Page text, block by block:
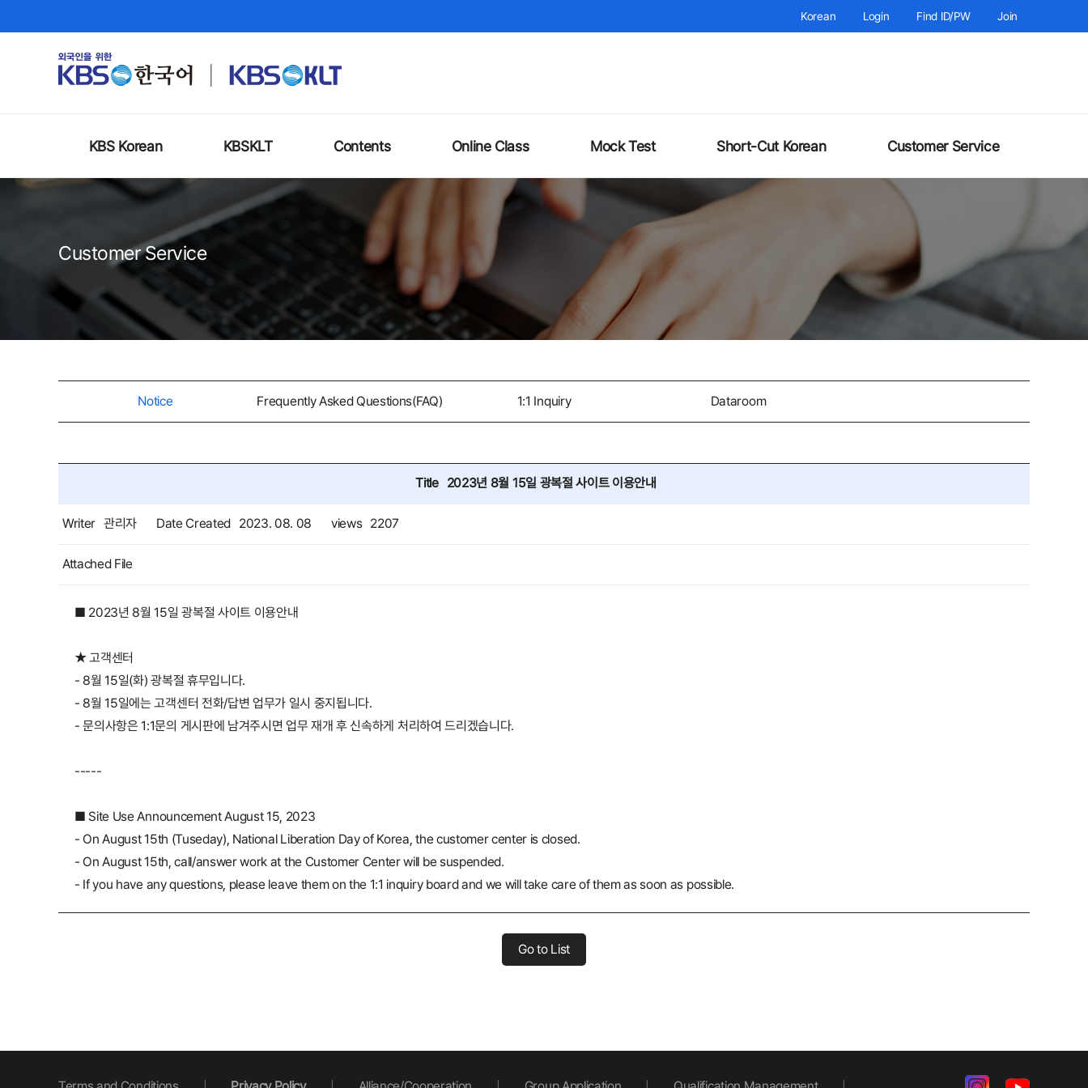
Korean Login Find ID/PW Join
KBS Korean KBSKLT Contents Online Class Mock Test Short-Cut Korean Customer Service
Customer Service
Notice Frequently Asked Questions(FAQ) 1:1 Inquiry Dataroom
Title 2023년 8월 15일 광복절 사이트 이용안내
Writer 관리자 Date Created 2023. 08. 08 views 2207
Attached File
■ 2023년 8월 15일 광복절 사이트 이용안내
★ 고객센터
- 8월 15일(화) 광복절 휴무입니다.
- 8월 15일에는 고객센터 전화/답변 업무가 일시 중지됩니다.
- 문의사항은 1:1문의 게시판에 남겨주시면 업무 재개 후 신속하게 처리하여 드리겠습니다.
-----
■ Site Use Announcement August 15, 2023
- On August 15th (Tuseday), National Liberation Day of Korea, the customer center is closed.
- On August 15th, call/answer work at the Customer Center will be suspended.
- If you have any questions, please leave them on the 1:1 inquiry board and we will take care of them as soon as possible.
Go to List